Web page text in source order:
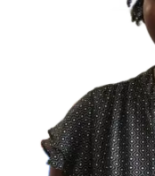
CONTATO